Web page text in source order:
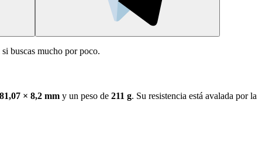
buscas mucho por poco.
× 8,2 mm y un peso de 211 g. Su resistencia está avalada por la